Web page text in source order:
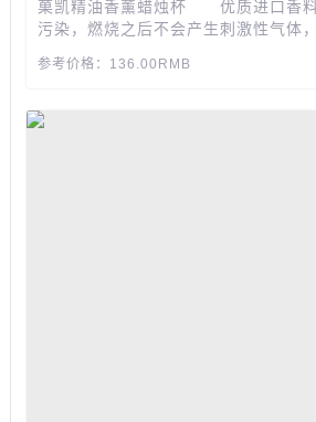
菓凯精油香薰蜡烛杯 优质进口香料
污染，燃烧之后不会产生刺激性气体
和。...
参考价格：136.00RMB